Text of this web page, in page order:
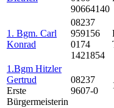
90664140
1. Bgm. Carl
Konrad
08237
959156
0174
1421854
1.Bgm Hitzler
Gertrud
Erste
Bürgermeisterin
08237
9607-0